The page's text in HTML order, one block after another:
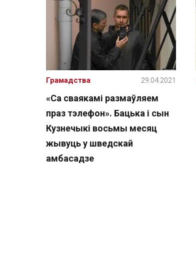
«Са сваякамі размаўляем
праз тэлефон». Бацька і сын
Кузнечыкі восьмы месяц
жывуць у шведскай
амбасадзе
Грамадства 29.04.2021